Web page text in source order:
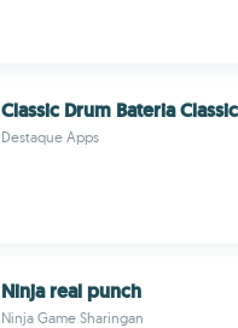
Classic Drum Bateria
Destaque Apps
Ninja real punch
Ninja Game Sharingan